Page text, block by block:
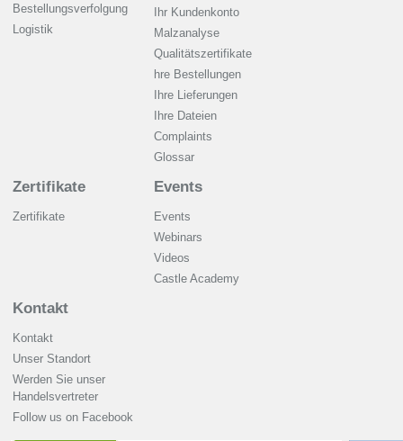
Bestellungsverfolgung
Logistik
Ihr Kundenkonto
Malzanalyse
Qualitätszertifikate
hre Bestellungen
Ihre Lieferungen
Ihre Dateien
Complaints
Glossar
Zertifikate
Zertifikate
Events
Events
Webinars
Videos
Castle Academy
Kontakt
Kontakt
Unser Standort
Werden Sie unser
Handelsvertreter
Follow us on Facebook